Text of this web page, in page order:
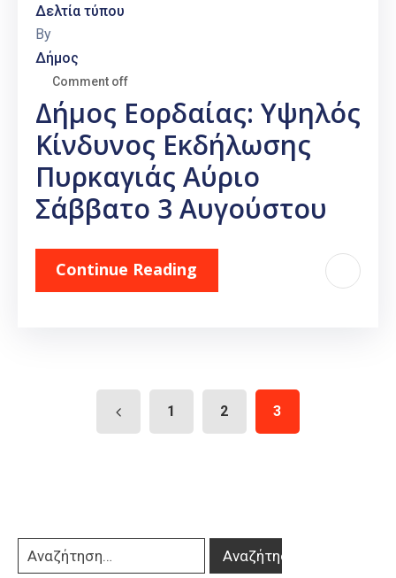
Δελτία τύπου
By
Δήμος
Comment off
Δήμος Εορδαίας: Yψηλός
Κίνδυνος Εκδήλωσης
Πυρκαγιάς Αύριο
Σάββατο 3 Αυγούστου
Continue Reading
1 2 3